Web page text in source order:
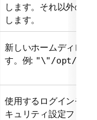
します。それ以外の場
します。
新しいホームディレク
す。例: "\"/opt/
使用するログインモジ
キュリティ設定ファイ